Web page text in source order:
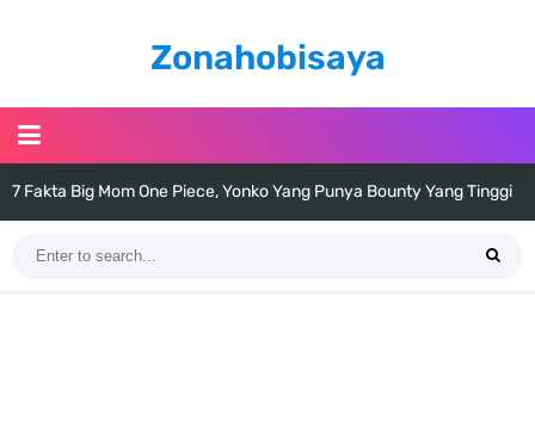
Zonahobisaya
7 Fakta Big Mom One Piece, Yonko Yang Punya Bounty Yang Tinggi